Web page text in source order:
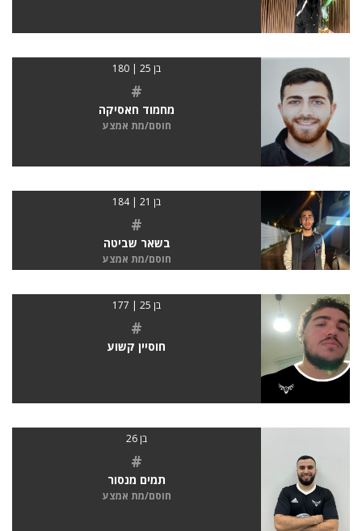
בן 25 | 180
#
מחמוד חאסיקה
חוסם/מת אמצע
בן 21 | 184
#
בשאר שביטה
חוסם/מת אמצע
בן 25 | 177
#
חוסיין קשוע
בן 26
#
תמים מנסור
חוסם/מת אמצע